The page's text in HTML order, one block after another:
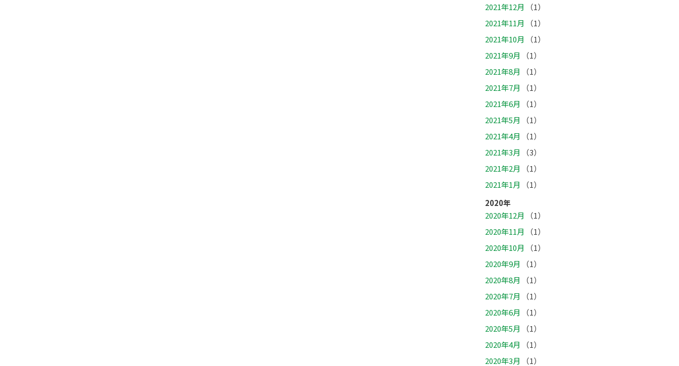
2021年12月
（1）
2021年11月
（1）
2021年10月
（1）
2021年9月
（1）
2021年8月
（1）
2021年7月
（1）
2021年6月
（1）
2021年5月
（1）
2021年4月
（1）
2021年3月
（3）
2021年2月
（1）
2021年1月
（1）
2020年
2020年12月
（1）
2020年11月
（1）
2020年10月
（1）
2020年9月
（1）
2020年8月
（1）
2020年7月
（1）
2020年6月
（1）
2020年5月
（1）
2020年4月
（1）
2020年3月
（1）